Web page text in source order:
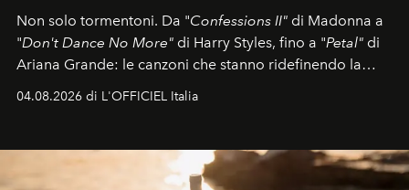
Non solo tormentoni. Da "Confessions II" di Madonna a
"Don't Dance No More" di Harry Styles, fino a "Petal" di
Ariana Grande: le canzoni che stanno ridefinendo la
04.08.2026 di L'OFFICIEL Italia